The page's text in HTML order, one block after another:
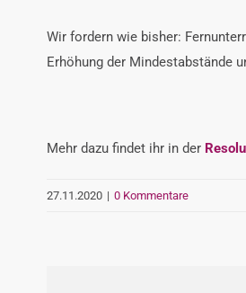
Wir fordern wie bisher:
Erhöhung der Mindestabstände
Mehr dazu findet ihr in der
27.11.2020 | 0 Kommentare